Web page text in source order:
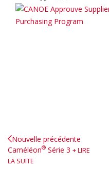
Nouvelle précédente
Caméléon® Série 3
LIRE
LA SUITE